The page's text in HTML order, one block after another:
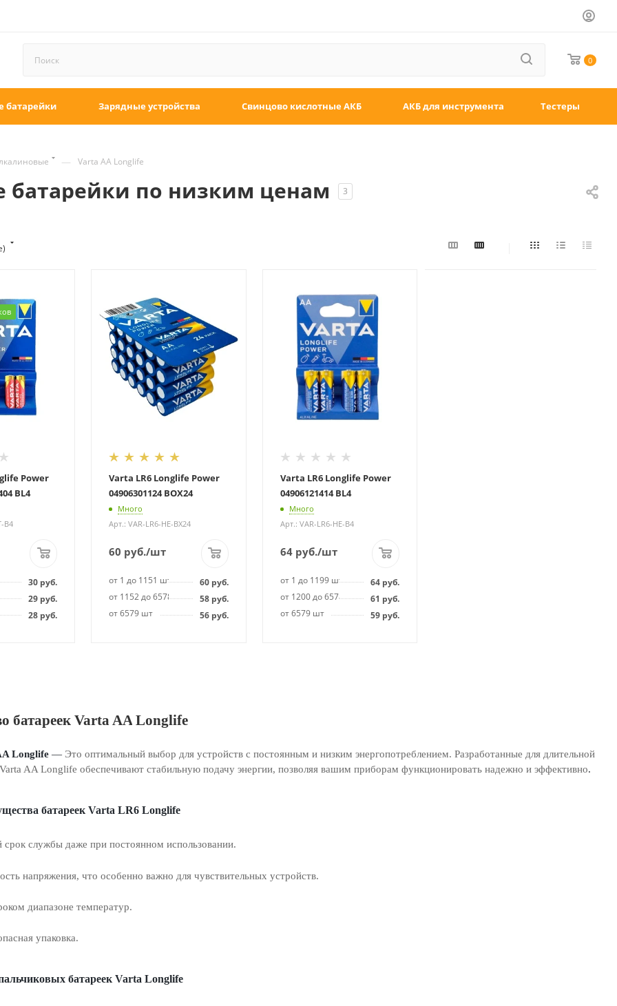
0
батарейки Зарядные устройства Свинцово кислотные АКБ АКБ для инструмента Тестеры
— Varta AA Longlife
батарейки по низким ценам 3
Power
BL4
B4
30 руб.
шт
29 руб.
28 руб.
Varta LR6 Longlife Power
04906301124 BOX24
Много
Арт.: VAR-LR6-HE-BX24
60 руб./шт
от 1 до 1151 шт 60руб.
от 1152 до 6578 шт
58руб.
от 6579 шт
56руб.
Varta LR6 Longlife Power
04906121414 BL4
Много
Арт.: VAR-LR6-HE-B4
64руб./шт
от 1 до 1199 шт 64руб.
от 1200 до 6578 шт
61 руб.
от 6579 шт
59руб.
батареек VartaAA Longlife
Longlife — Это оптимальный выбор для устройств с постоянным и низким энергопотреблением. Разработанные для длительной
AA Longlife обеспечивают стабильную подачу энергии, позволяя вашим приборам функционировать надежно и эффективно.
батареек Varta LR6 Longlife
срок службы даже при постоянном использовании.
напряжения, что особенно важно для чувствительных устройств.
диапазоне температур.
упаковка.
батареек Varta Longlife